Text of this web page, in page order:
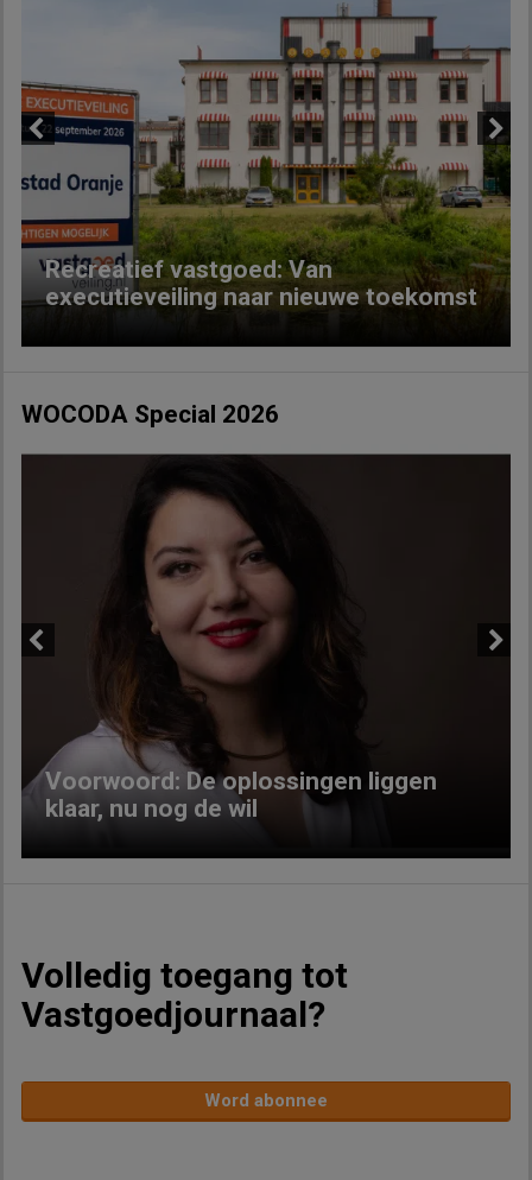
Recreatief vastgoed: Van
executieveiling naar nieuwe toekomst
Next
WOCODA Special 2026
Voorwoord: De oplossingen liggen
klaar, nu nog de wil
Volledig toegang tot
Vastgoedjournaal?
Word abonnee